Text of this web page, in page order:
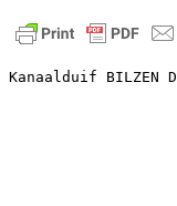
Kanaalduif BILZEN